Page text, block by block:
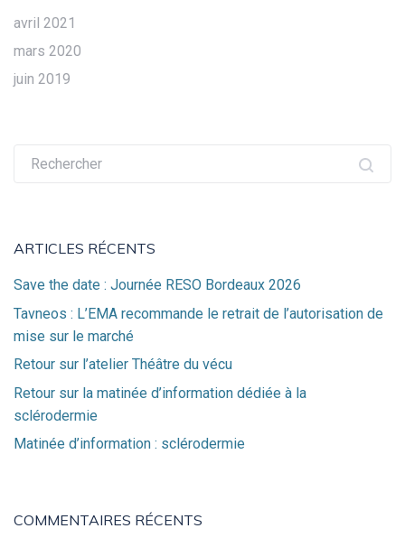
avril 2021
mars 2020
juin 2019
Recherche
ARTICLES RÉCENTS
Save the date : Journée RESO Bordeaux 2026
Tavneos : L’EMA recommande le retrait de l’autorisation de
mise sur le marché
Retour sur l’atelier Théâtre du vécu
Retour sur la matinée d’information dédiée à la
sclérodermie
Matinée d’information : sclérodermie
COMMENTAIRES RÉCENTS